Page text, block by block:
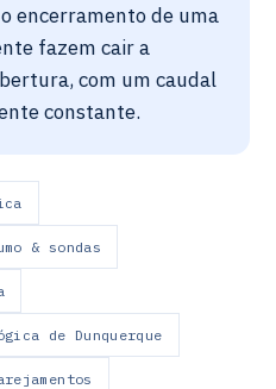
encerramento de uma
fazem cair a
com um caudal
constante.
& sondas
de Dunquerque